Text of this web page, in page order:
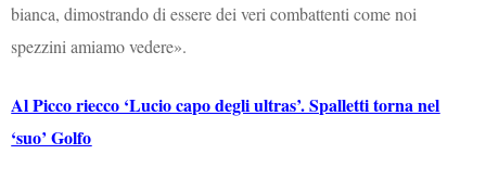
bianca, dimostrando di essere dei veri combattenti come noi
spezzini amiamo vedere».
Al Picco riecco ‘Lucio capo degli ultras’. Spalletti torna nel
‘suo’ Golfo